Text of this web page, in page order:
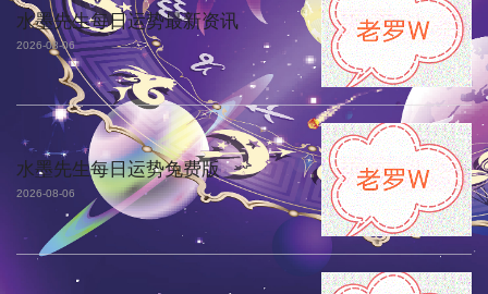
水墨先生每日运势最新资讯
2026-08-06
水墨先生每日运势免费版
2026-08-06